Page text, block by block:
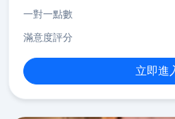
一對一點數
滿意度評分
立即進